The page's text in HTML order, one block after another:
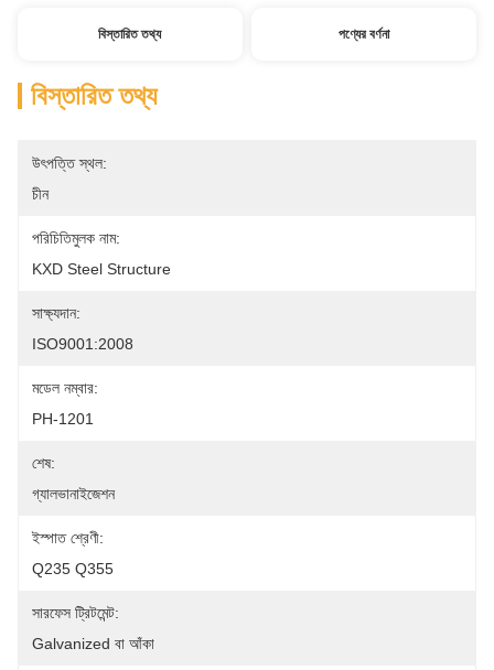
বিস্তারিত তথ্য পণ্যের বর্ণনা
বিস্তারিত তথ্য
উৎপত্তি স্থল:
চীন
পরিচিতিমুলক নাম:
KXD Steel Structure
সাক্ষ্যদান:
ISO9001:2008
মডেল নম্বার:
PH-1201
শেষ:
গ্যালভানাইজেশন
ইস্পাত শ্রেণী:
Q235 Q355
সারফেস ট্রিটমেন্ট:
Galvanized বা আঁকা